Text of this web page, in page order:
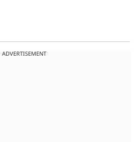
ADVERTISEMENT